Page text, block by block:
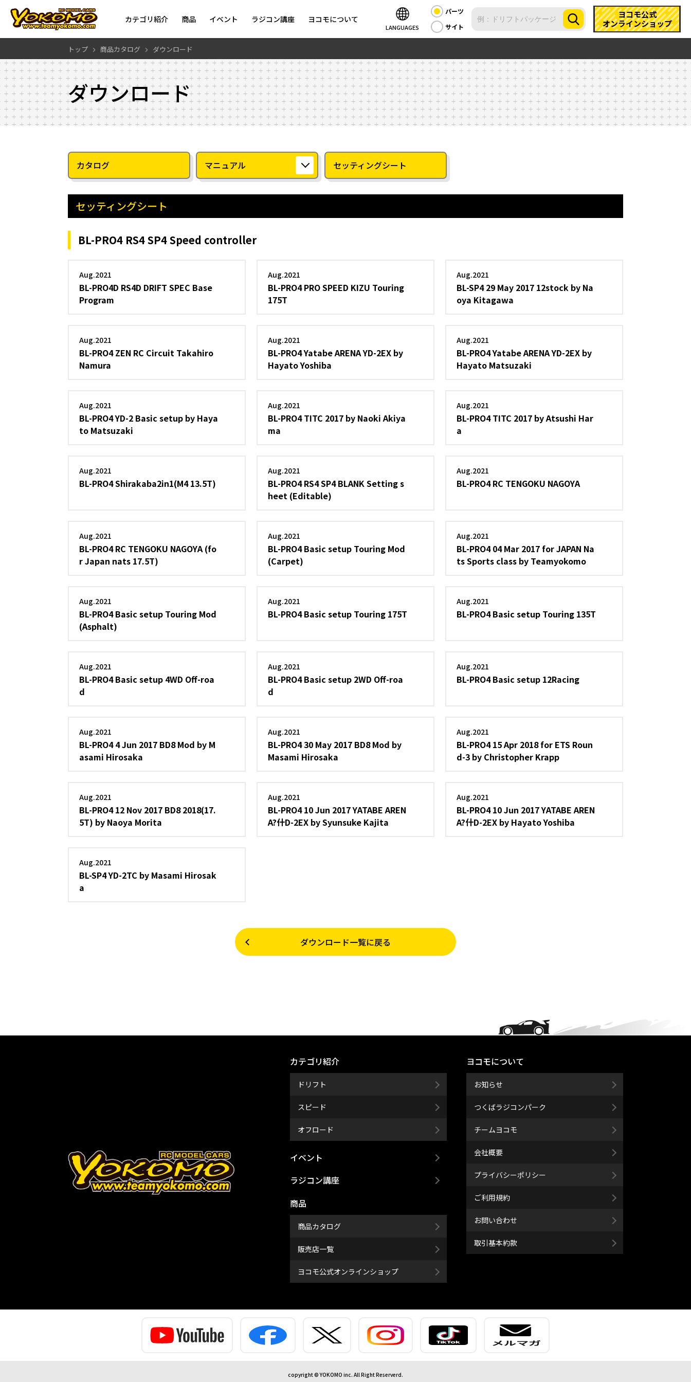
カテゴリ紹介 商品 イベント ラジコン講座 ヨコモについて
LANGUAGES
パーツ
サイト
ヨコモ公式
オンラインショップ
トップ 商品カタログ ダウンロード
ダウンロード
カタログ マニュアル セッティングシート
セッティングシート
BL-PRO4 RS4 SP4 Speed controller
Aug.2021
BL-PRO4D RS4D DRIFT SPEC Base
Program
Aug.2021
BL-PRO4 PRO SPEED KIZU Touring
175T
Aug.2021
BL-SP4 29 May 2017 12stock by Na
oya Kitagawa
Aug.2021
BL-PRO4 ZEN RC Circuit Takahiro
Namura
Aug.2021
BL-PRO4 Yatabe ARENA YD-2EX by
Hayato Yoshiba
Aug.2021
BL-PRO4 Yatabe ARENA YD-2EX by
Hayato Matsuzaki
Aug.2021
BL-PRO4 YD-2 Basic setup by Haya
to Matsuzaki
Aug.2021
BL-PRO4 TITC 2017 by Naoki Akiya
ma
Aug.2021
BL-PRO4 TITC 2017 by Atsushi Har
a
Aug.2021
BL-PRO4 Shirakaba2in1(M4 13.5T)
Aug.2021
BL-PRO4 RS4 SP4 BLANK Setting s
heet (Editable)
Aug.2021
BL-PRO4 RC TENGOKU NAGOYA
Aug.2021
BL-PRO4 RC TENGOKU NAGOYA (fo
r Japan nats 17.5T)
Aug.2021
BL-PRO4 Basic setup Touring Mod
(Carpet)
Aug.2021
BL-PRO4 04 Mar 2017 for JAPAN Na
ts Sports class by Teamyokomo
Aug.2021
BL-PRO4 Basic setup Touring Mod
(Asphalt)
Aug.2021
BL-PRO4 Basic setup Touring 175T
Aug.2021
BL-PRO4 Basic setup Touring 135T
Aug.2021
BL-PRO4 Basic setup 4WD Off-roa
d
Aug.2021
BL-PRO4 Basic setup 2WD Off-roa
d
Aug.2021
BL-PRO4 Basic setup 12Racing
Aug.2021
BL-PRO4 4 Jun 2017 BD8 Mod by M
asami Hirosaka
Aug.2021
BL-PRO4 30 May 2017 BD8 Mod by
Masami Hirosaka
Aug.2021
BL-PRO4 15 Apr 2018 for ETS Roun
d-3 by Christopher Krapp
Aug.2021
BL-PRO4 12 Nov 2017 BD8 2018(17.
5T) by Naoya Morita
Aug.2021
BL-PRO4 10 Jun 2017 YATABE AREN
A?什D-2EX by Syunsuke Kajita
Aug.2021
BL-PRO4 10 Jun 2017 YATABE AREN
A?什D-2EX by Hayato Yoshiba
Aug.2021
BL-SP4 YD-2TC by Masami Hirosak
a
ダウンロード一覧に戻る
カテゴリ紹介
ドリフト
スピード
オフロード
イベント
ラジコン講座
商品
商品カタログ
販売店一覧
ヨコモ公式オンラインショップ
ヨコモについて
お知らせ
つくばラジコンパーク
チームヨコモ
会社概要
プライバシーポリシー
ご利用規約
お問い合わせ
取引基本約款
copyright © YOKOMO inc. All Right Reserverd.